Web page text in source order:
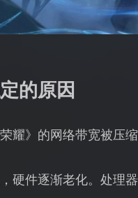
的原因
耀》的网络带宽被压
硬件逐渐老化。处理